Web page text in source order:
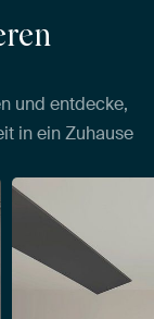
und entdecke,
in ein Zuhause